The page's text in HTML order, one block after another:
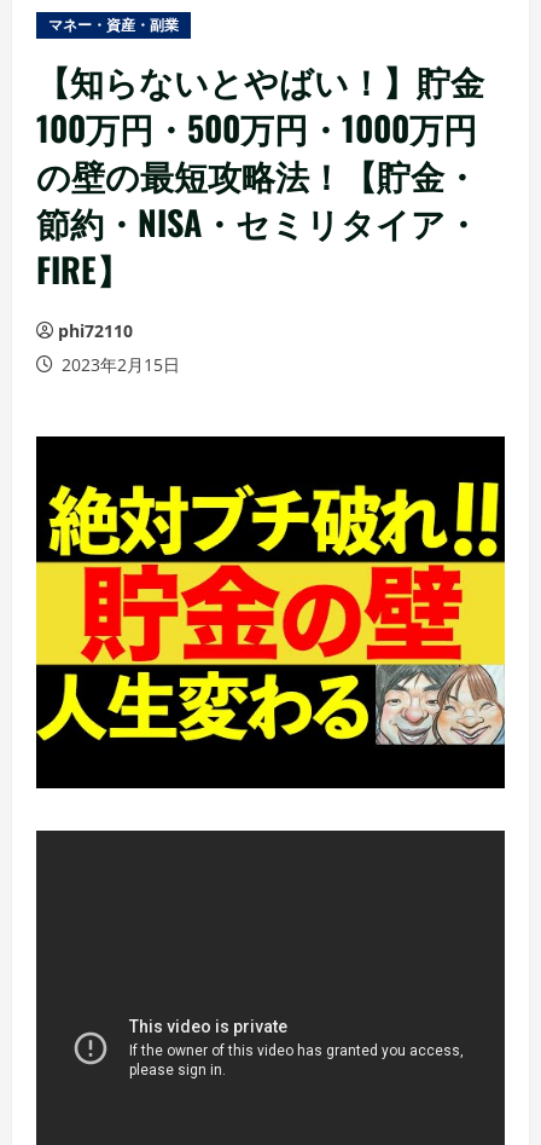
マネー・資産・副業
【知らないとやばい！】貯金
100万円・500万円・1000万円
の壁の最短攻略法！【貯金・
節約・NISA・セミリタイア・
FIRE】
phi72110
2023年2月15日